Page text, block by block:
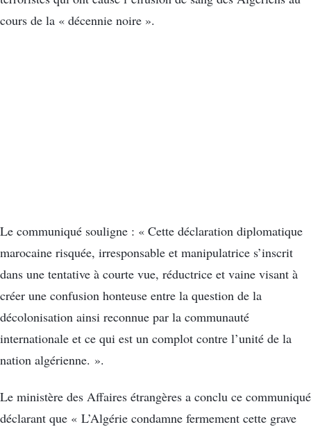
cours de la « décennie noire ».
Le communiqué souligne : « Cette déclaration diplomatique
marocaine risquée, irresponsable et manipulatrice s’inscrit
dans une tentative à courte vue, réductrice et vaine visant à
créer une confusion honteuse entre la question de la
décolonisation ainsi reconnue par la communauté
internationale et ce qui est un complot contre l’unité de la
nation algérienne. ».
Le ministère des Affaires étrangères a conclu ce communiqué
déclarant que « L’Algérie condamne fermement cette grave